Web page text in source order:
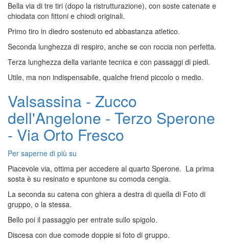
Via
Frecce
Perdute
(Variante
Lasa
a
ul
Bella via di tre tiri (dopo la ristrutturazione), con soste catenate e
chiodata con fittoni e chiodi originali.
Primo tiro in diedro sostenuto ed abbastanza atletico.
Seconda lunghezza di respiro, anche se con roccia non perfetta.
Terza lunghezza della variante tecnica e con passaggi di piedi.
Utile, ma non indispensabile, qualche friend piccolo o medio.
Valsassina - Zucco
dell'Angelone - Terzo Sperone
- Via Orto Fresco
Per saperne di più su
Zucco
dell'Angelone
-
-
Via
Piacevole via, ottima per accedere al quarto Sperone. La prima
sosta è su resinato e spuntone su comoda cengia.
La seconda su catena con ghiera a destra di quella di Foto di
gruppo, o la stessa.
Bello poi il passaggio per entrate sullo spigolo.
Discesa con due comode doppie si foto di gruppo.